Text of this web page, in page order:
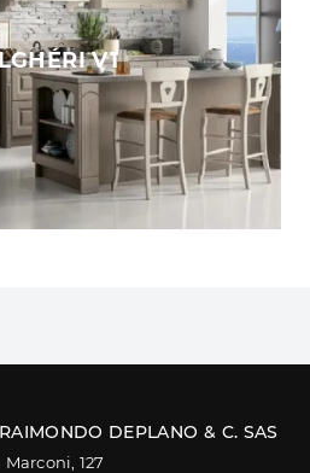
V1
DEPLANO & C. SAS
Marconi, 127